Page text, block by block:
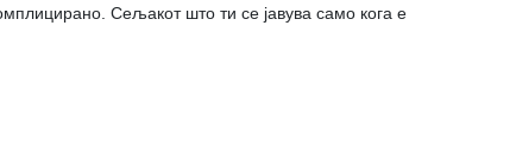
Сељакот што ти се јавува само кога е